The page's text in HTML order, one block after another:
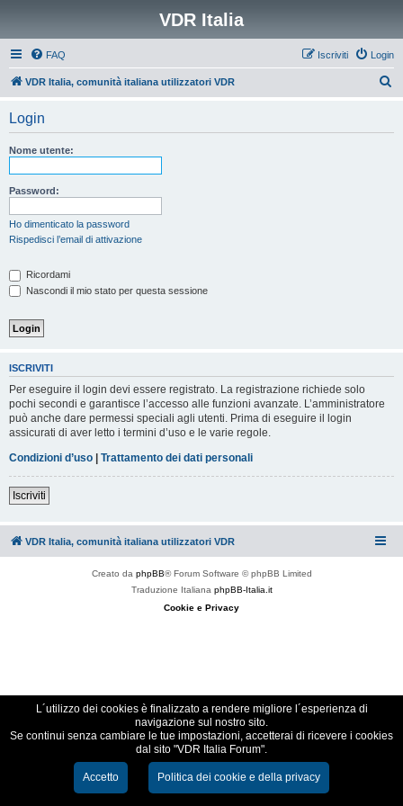
VDR Italia
FAQ Login
Iscriviti
VDR Italia, comunità italiana utilizzatori VDR
Login
Nome utente:
Password:
Ho dimenticato la password
Rispedisci l’email di attivazione
Ricordami
Nascondi il mio stato per questa sessione
ISCRIVITI
Per eseguire il login devi essere registrato. La registrazione richiede solo
pochi secondi e garantisce l’accesso alle funzioni avanzate. L’amministratore
può anche dare permessi speciali agli utenti. Prima di eseguire il login
assicurati di aver letto i termini d’uso e le varie regole.
Condizioni d’uso | Trattamento dei dati personali
Iscriviti
VDR Italia, comunità italiana utilizzatori VDR
Creato da phpBB® Forum Software © phpBB Limited
Traduzione Italiana phpBB-Italia.it
Cookie e Privacy
L´utilizzo dei cookies è finalizzato a rendere migliore l´esperienza di
navigazione sul nostro sito.
Se continui senza cambiare le tue impostazioni, accetterai di ricevere i cookies
dal sito "VDR Italia Forum".
Accetto Politica dei cookie e della privacy